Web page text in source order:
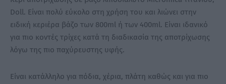
Doll. Είναι πολύ εύκολο στη χρήση του και λιώνει στην
ειδική κεριέρα βάζο των 800ml ή των 400ml. Είναι ιδανικό
για πιο κοντές τρίχες κατά τη διαδικασία της αποτρίχωσης
λόγω της πιο παχύρευστης υφής.
Είναι κατάλληλο για πόδια, χέρια, πλάτη καθώς και για πιο